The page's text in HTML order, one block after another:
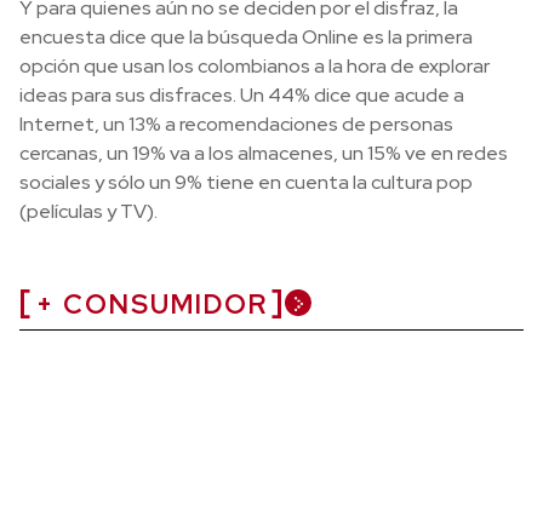
Y para quienes aún no se deciden por el disfraz, la
encuesta dice que la búsqueda Online es la primera
opción que usan los colombianos a la hora de explorar
ideas para sus disfraces. Un 44% dice que acude a
Internet, un 13% a recomendaciones de personas
cercanas, un 19% va a los almacenes, un 15% ve en redes
sociales y sólo un 9% tiene en cuenta la cultura pop
(películas y TV).
+ CONSUMIDOR